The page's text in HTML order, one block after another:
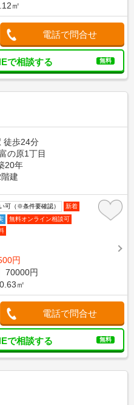
㎡
電話で問合せ
で相談する 無料
徒歩24分
の原1丁目
20年
階建
可（※条件要確認）
新着
無料オンライン相談可
円
70000円
㎡
電話で問合せ
で相談する 無料